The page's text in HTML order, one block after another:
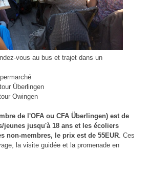
au bus et trajet dans un
de l'OFA ou CFA Überlingen) est de
jeunes jusqu'à 18 ans et les écoliers
non-membres, le prix est de 55EUR . Ces
la visite guidée et la promenade en